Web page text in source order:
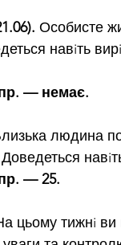
Особисте
навiть
— немає.
людина
— 25.
цьому тижнi ви